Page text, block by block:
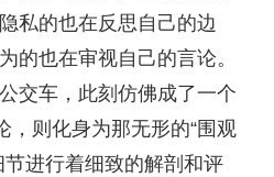
私的也在反思自己的边
的也在审视自己的言论。
交车，此刻仿佛成了一个
，则化身为那无形的“围观
进行着细致的解剖和评